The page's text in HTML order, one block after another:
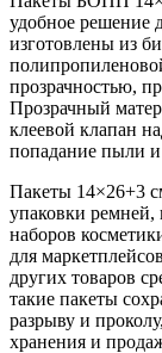
удобное решение
изготовлены из
прозрачностью,
Прозрачный
клеевой клапан
попадание пыли и
Пакеты 14×26+3
упаковки ремней,
наборов
для
других товаров
такие пакеты
разрыву и
хранения и